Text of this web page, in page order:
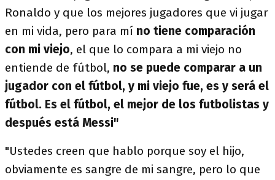
Ronaldo y que los mejores jugadores que vi jugar
en mi vida, pero para mí no tiene comparación
con mi viejo, el que lo compara a mi viejo no
entiende de fútbol, no se puede comparar a un
jugador con el fútbol, y mi viejo fue, es y será el
fútbol. Es el fútbol, el mejor de los futbolistas y
después está Messi"
"Ustedes creen que hablo porque soy el hijo,
obviamente es sangre de mi sangre, pero lo que